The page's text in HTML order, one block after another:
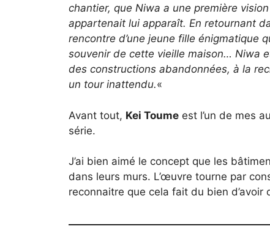
chantier, que Niwa a une première
appartenait lui apparaît. En retournant
rencontre d’une jeune fille énigmatique
souvenir de cette vieille maison… Niwa
des constructions abandonnées, à la
un tour inattendu.«
Avant tout, Kei Toume est l’un de mes
série.
J’ai bien aimé le concept que les
dans leurs murs. L’œuvre tourne par
reconnaitre que cela fait du bien